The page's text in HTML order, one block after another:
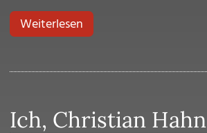
Weiterlesenüber Der Judenbengel
Ich, Christian Hahn